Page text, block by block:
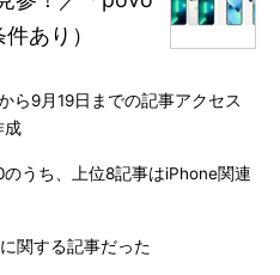
あり）
ら9月19日までの記事アクセス
成
うち、上位8記事はiPhone関連
関する記事だった